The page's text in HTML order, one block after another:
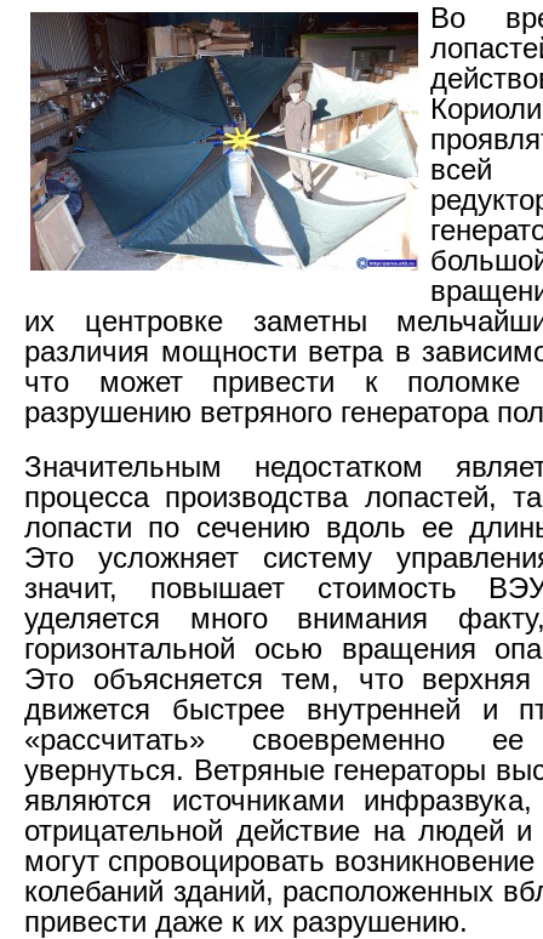
Во
всей
их центровке заметны
различия мощности ветра в
что может привести к поломке
разрушению ветряного генератора
Значительным недостатком
процесса производства лопастей,
лопасти по сечению вдоль ее
Это усложняет систему
значит, повышает стоимость
уделяется много внимания
горизонтальной осью вращения
Это объясняется тем, что верхняя
движется быстрее внутренней и
«рассчитать» своевременно
увернуться. Ветряные генераторы
являются источниками
отрицательной действие на людей
могут спровоцировать
колебаний зданий, расположенных
привести даже к их разрушению.